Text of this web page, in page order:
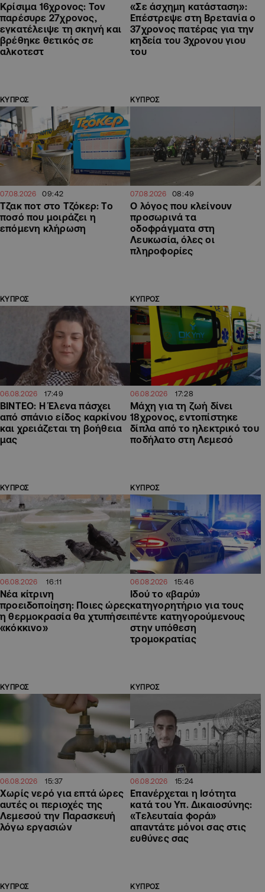
Κρίσιμα 16χρονος: Τον
παρέσυρε 27χρονος,
εγκατέλειψε τη σκηνή και
βρέθηκε θετικός σε
αλκοτεστ
«Σε άσχημη κατάσταση»:
Επέστρεψε στη Βρετανία ο
37χρονος πατέρας για την
κηδεία του 3χρονου γιου
του
ΚΥΠΡΟΣ
07.08.2026 09:42
Τζακ ποτ στο Τζόκερ: Το
ποσό που μοιράζει η
επόμενη κλήρωση
ΚΥΠΡΟΣ
07.08.2026 08:49
Ο λόγος που κλείνουν
προσωρινά τα
οδοφράγματα στη
Λευκωσία, όλες οι
πληροφορίες
ΚΥΠΡΟΣ
06.08.2026 17:49
ΒΙΝΤΕΟ: Η Έλενα πάσχει
από σπάνιο είδος καρκίνου
και χρειάζεται τη βοήθεια
μας
ΚΥΠΡΟΣ
06.08.2026 17:28
Μάχη για τη ζωή δίνει
18χρονος, εντοπίστηκε
δίπλα από το ηλεκτρικό του
ποδήλατο στη Λεμεσό
ΚΥΠΡΟΣ
06.08.2026 16:11
Νέα κίτρινη
προειδοποίηση: Ποιες ώρες
η θερμοκρασία θα χτυπήσει
«κόκκινο»
ΚΥΠΡΟΣ
06.08.2026 15:46
Ιδού το «βαρύ»
κατηγορητήριο για τους
πέντε κατηγορούμενους
στην υπόθεση
τρομοκρατίας
ΚΥΠΡΟΣ
06.08.2026 15:37
Χωρίς νερό για επτά ώρες
αυτές οι περιοχές της
Λεμεσού την Παρασκευή
λόγω εργασιών
ΚΥΠΡΟΣ
06.08.2026 15:24
Επανέρχεται η Ισότητα
κατά του Υπ. Δικαιοσύνης:
«Τελευταία φορά»
απαντάτε μόνοι σας στις
ευθύνες σας
ΚΥΠΡΟΣ ΚΥΠΡΟΣ